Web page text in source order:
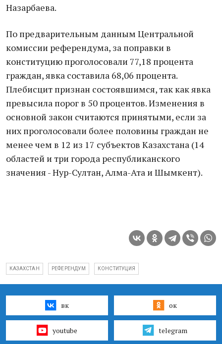
Назарбаева.
По предварительным данным Центральной
комиссии референдума, за поправки в
конституцию проголосовали 77,18 процента
граждан, явка составила 68,06 процента.
Плебисцит признан состоявшимся, так как явка
превысила порог в 50 процентов. Изменения в
основной закон считаются принятыми, если за
них проголосовали более половины граждан не
менее чем в 12 из 17 субъектов Казахстана (14
областей и три города республиканского
значения - Нур-Султан, Алма-Ата и Шымкент).
КАЗАХСТАН РЕФЕРЕНДУМ КОНСТИТУЦИЯ
вк ок
youtube telegram